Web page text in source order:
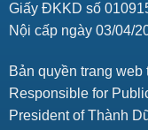
Giấy ĐKKD số
Nội cấp ngày 03/04/
Bản quyền trang
Responsible for
President of Thành